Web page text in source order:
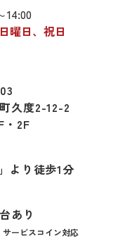
14:00
曜日、祝日
久度2-12-2
・2F
より徒歩1分
あり
ービスコイン対応